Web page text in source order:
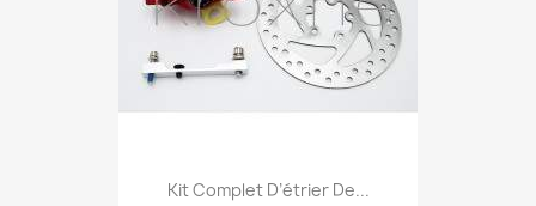
Kit Complet D’étrier De...